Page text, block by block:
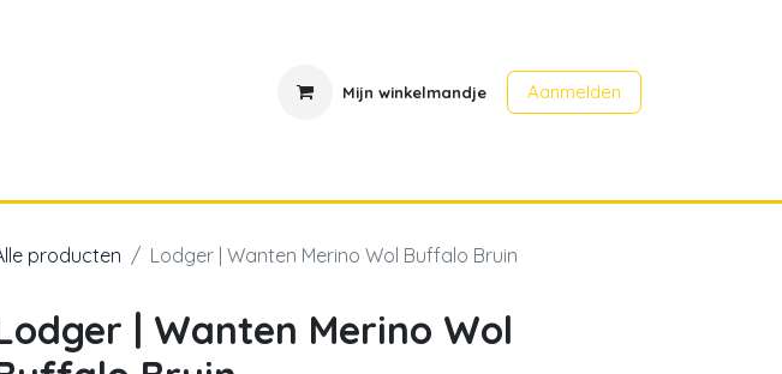
Mijn winkelmandje Aanmelden
producten Lodger | Wanten Merino Wol Buffalo Bruin
| Wanten Merino Wol